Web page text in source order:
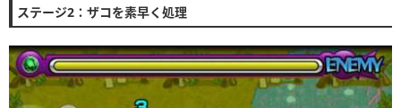
ステージ2：ザコを素早く処理